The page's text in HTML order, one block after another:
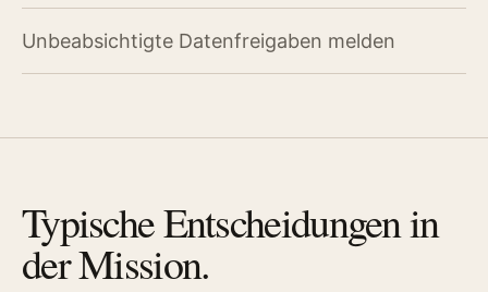
Unbeabsichtigte Datenfreigaben melden
Typische Entscheidungen in
der Mission.